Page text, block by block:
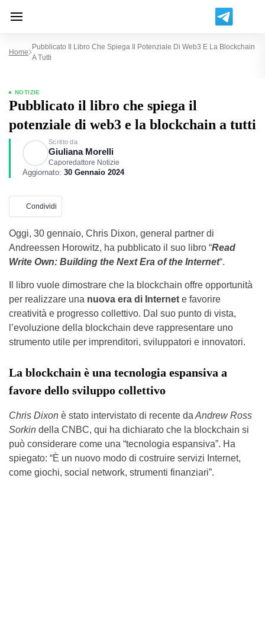
Home
Pubblicato Il Libro Che Spiega Il Potenziale Di Web3 E La Blockchain
A Tutti
NOTIZIE
Pubblicato il libro che spiega il
potenziale di web3 e la blockchain a tutti
Scritto da
Giuliana Morelli
Caporedattore Notizie
Aggiornato: 30 Gennaio 2024
Condividi
Oggi, 30 gennaio, Chris Dixon, general partner di
Andreessen Horowitz, ha pubblicato il suo libro “Read
Write Own: Building the Next Era of the Internet“.
Il libro vuole dimostrare che la blockchain offre opportunità
per realizzare una nuova era di Internet e favorire
creatività e progresso collettivo. Dal suo punto di vista,
l’evoluzione della blockchain deve rappresentare uno
strumento utile per imprenditori, sviluppatori e innovatori.
La blockchain è una tecnologia espansiva a
favore dello sviluppo collettivo
Chris Dixon è stato intervistato di recente da Andrew Ross
Sorkin della CNBC, qui ha dichiarato che la blockchain si
può considerare come una “tecnologia espansiva”. Ha
spiegato: “È un nuovo modo di costruire servizi Internet,
come giochi, social network, strumenti finanziari”.